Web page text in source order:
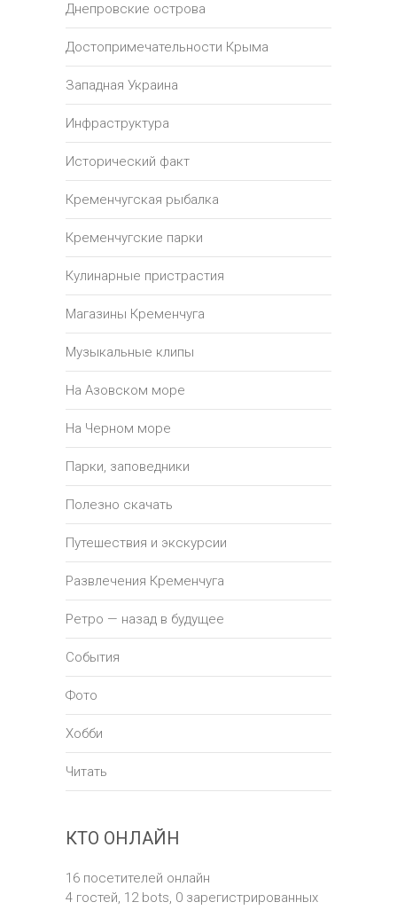
Днепровские острова
Достопримечательности Крыма
Западная Украина
Инфраструктура
Исторический факт
Кременчугская рыбалка
Кременчугские парки
Кулинарные пристрастия
Магазины Кременчуга
Музыкальные клипы
На Азовском море
На Черном море
Парки, заповедники
Полезно скачать
Путешествия и экскурсии
Развлечения Кременчуга
Ретро — назад в будущее
События
Фото
Хобби
Читать
КТО ОНЛАЙН
16 посетителей онлайн
4 гостей, 12 bots, 0 зарегистрированных